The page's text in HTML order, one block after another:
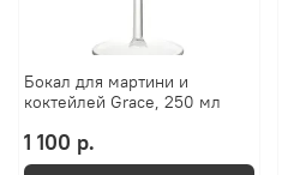
Бокал для мартини и
коктейлей Grace, 250 мл
1 100 р.